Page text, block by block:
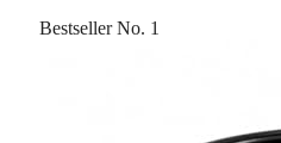
Bestseller No. 1